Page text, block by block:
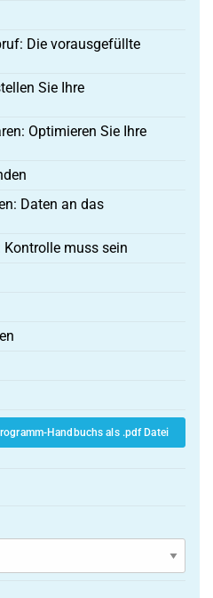
Die vorausgefüllte
Sie Ihre
Optimieren Sie Ihre
Daten an das
muss sein
Handbuchs als .pdf Datei